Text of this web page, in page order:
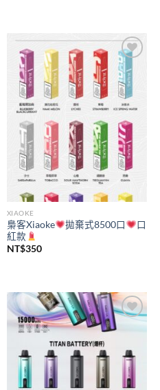
Add to
wishlist
XIAOKE
梟客Xiaoke 拋棄式8500口
口
紅款
NT$350
Add to